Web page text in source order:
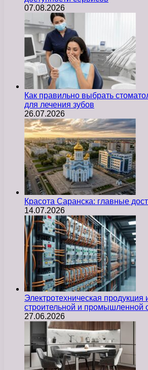
07.08.2026
Как правильно выбрать
для лечения зубов
26.07.2026
Красота Саранска: главные
14.07.2026
Электротехническая продукция
строительной и промышленной
27.06.2026